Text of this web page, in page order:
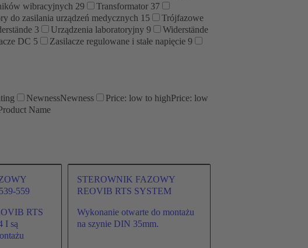
wibracyjnych 29 Transformator 37
do zasilania urządzeń medycznych 15
Trójfazowe
3 Urządzenia laboratoryjny 9
Widerstände
DC 5 Zasilacze regulowane i stałe napięcie 9
NewnessNewness Price: low to highPrice: low
Name
559
RTS
I są
STEROWNIK FAZOWY
REOVIB RTS SYSTEM
Wykonanie otwarte do montażu
na szynie DIN 35mm.